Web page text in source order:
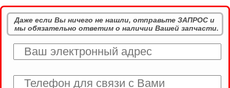
Даже если Вы ничего не нашли, отправьте ЗАПРОС и
мы обязательно ответим о наличии Вашей запчасти.